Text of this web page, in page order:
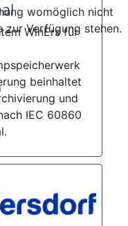
WinErs für
beinhaltet
und
IEC 60860
womöglich nicht
zur Verfügung stehen.